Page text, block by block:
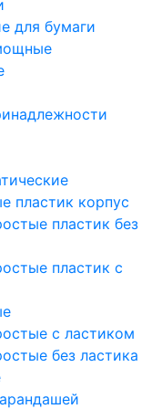
для бумаги
пластик корпус
пластик без
пластик с
с ластиком
без ластика